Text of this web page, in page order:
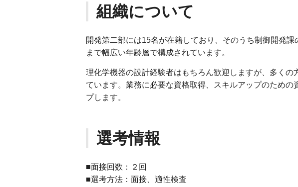
組織について
開発第二部には15名が在籍しており、そのうち制御開発
まで幅広い年齢層で構成されています。
理化学機器の設計経験者はもちろん歓迎しますが、多くの
ています。業務に必要な資格取得、スキルアップのための
プします。
選考情報
■面接回数：２回
■選考方法：面接、適性検査